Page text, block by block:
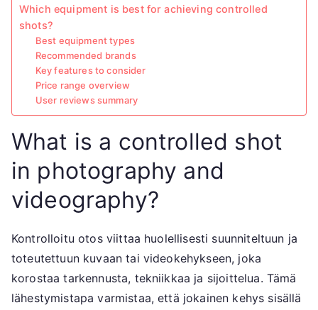
Which equipment is best for achieving controlled
shots?
Best equipment types
Recommended brands
Key features to consider
Price range overview
User reviews summary
What is a controlled shot
in photography and
videography?
Kontrolloitu otos viittaa huolellisesti suunniteltuun ja
toteutettuun kuvaan tai videokehykseen, joka
korostaa tarkennusta, tekniikkaa ja sijoittelua. Tämä
lähestymistapa varmistaa, että jokainen kehys sisällä